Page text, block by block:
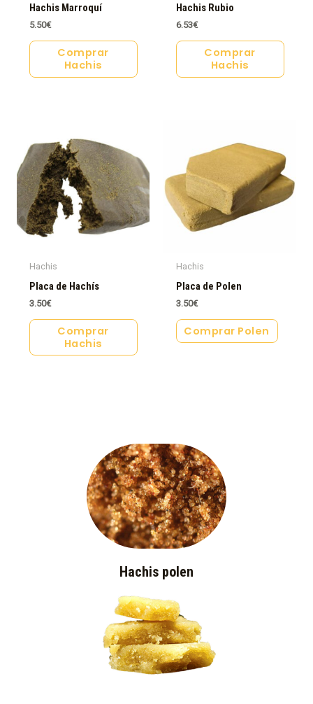
Hachis Marroquí
5.50€
Comprar
Hachis
Hachis Rubio
6.53€
Comprar
Hachis
Hachis
Placa de Hachís
3.50€
Comprar
Hachis
Hachis
Placa de Polen
3.50€
Comprar Polen
Hachis polen